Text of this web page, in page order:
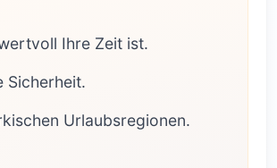
Ihre Zeit ist.
Sicherheit.
Urlaubsregionen.